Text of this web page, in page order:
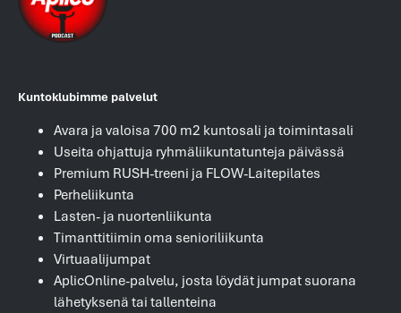
Kuntoklubimme palvelut
Avara ja valoisa 700 m2 kuntosali ja toimintasali
Useita ohjattuja ryhmäliikuntatunteja päivässä
Premium RUSH-treeni ja FLOW-Laitepilates
Perheliikunta
Lasten- ja nuortenliikunta
Timanttitiimin oma senioriliikunta
Virtuaalijumpat
AplicOnline-palvelu, josta löydät jumpat suorana
lähetyksenä tai tallenteina